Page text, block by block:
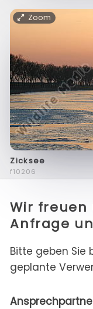
Zoom
Zicksee
f10206
Wir freuen
Anfrage
Bitte geben Sie
geplante